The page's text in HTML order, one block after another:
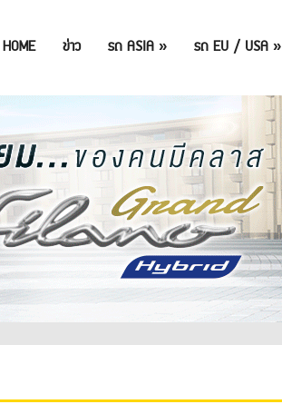
HOME ข่าว รถ ASIA » รถ EU / USA »